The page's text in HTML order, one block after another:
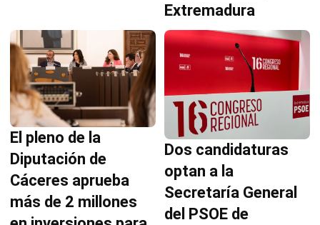
Extremadura
El pleno de la
Diputación de
Cáceres aprueba
más de 2 millones
Dos candidaturas
optan a la
Secretaría General
del PSOE de